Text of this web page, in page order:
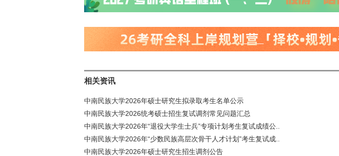
相关资讯
中南民族大学2026年硕士研究生拟录取考生名单公示
中南民族大学2026统考硕士招生复试调剂常见问题汇总
中南民族大学2026年“退役大学生士兵”专项计划考生复试成绩公..
中南民族大学2026年“少数民族高层次骨干人才计划”考生复试成..
中南民族大学2026年硕士研究生招生调剂公告